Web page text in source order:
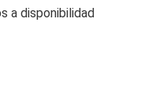
a disponibilidad